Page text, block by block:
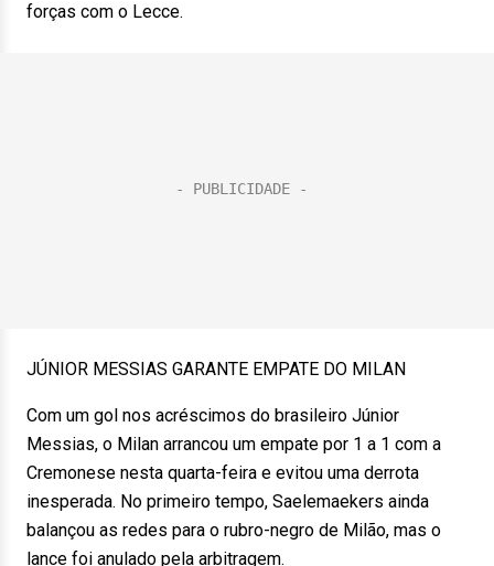
forças com o Lecce.
JÚNIOR MESSIAS GARANTE EMPATE DO MILAN
Com um gol nos acréscimos do brasileiro Júnior
Messias, o Milan arrancou um empate por 1 a 1 com a
Cremonese nesta quarta-feira e evitou uma derrota
inesperada. No primeiro tempo, Saelemaekers ainda
balançou as redes para o rubro-negro de Milão, mas o
lance foi anulado pela arbitragem.